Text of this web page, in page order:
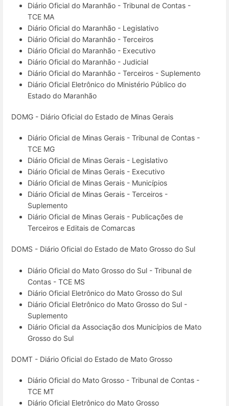
Diário Oficial do Maranhão - Tribunal de Contas -
TCE MA
Diário Oficial do Maranhão - Legislativo
Diário Oficial do Maranhão - Terceiros
Diário Oficial do Maranhão - Executivo
Diário Oficial do Maranhão - Judicial
Diário Oficial do Maranhão - Terceiros - Suplemento
Diário Oficial Eletrônico do Ministério Público do
Estado do Maranhão
DOMG - Diário Oficial do Estado de Minas Gerais
Diário Oficial de Minas Gerais - Tribunal de Contas -
TCE MG
Diário Oficial de Minas Gerais - Legislativo
Diário Oficial de Minas Gerais - Executivo
Diário Oficial de Minas Gerais - Municípios
Diário Oficial de Minas Gerais - Terceiros -
Suplemento
Diário Oficial de Minas Gerais - Publicações de
Terceiros e Editais de Comarcas
DOMS - Diário Oficial do Estado de Mato Grosso do Sul
Diário Oficial do Mato Grosso do Sul - Tribunal de
Contas - TCE MS
Diário Oficial Eletrônico do Mato Grosso do Sul
Diário Oficial Eletrônico do Mato Grosso do Sul -
Suplemento
Diário Oficial da Associação dos Municípios de Mato
Grosso do Sul
DOMT - Diário Oficial do Estado de Mato Grosso
Diário Oficial do Mato Grosso - Tribunal de Contas -
TCE MT
Diário Oficial Eletrônico do Mato Grosso